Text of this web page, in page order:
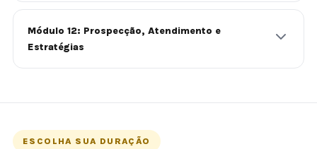
Módulo 12: Prospecção, Atendimento e
Estratégias
ESCOLHA SUA DURAÇÃO